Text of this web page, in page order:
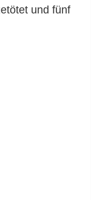
und fünf